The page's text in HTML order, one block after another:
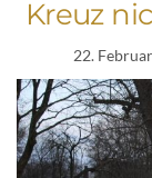
Kreuz
22.